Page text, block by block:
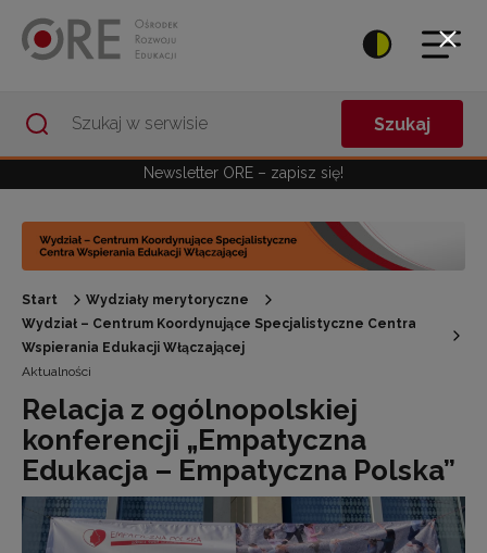
Szukaj
Newsletter ORE – zapisz się!
Start
Wydziały merytoryczne
Wydział – Centrum Koordynujące Specjalistyczne Centra
Wspierania Edukacji Włączającej
Aktualności
Relacja z ogólnopolskiej
konferencji „Empatyczna
Edukacja – Empatyczna Polska”